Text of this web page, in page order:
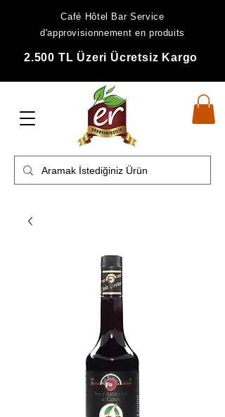
Café Hôtel Bar Service
d'approvisionnement en produits
2.500 TL Üzeri Ücretsiz Kargo